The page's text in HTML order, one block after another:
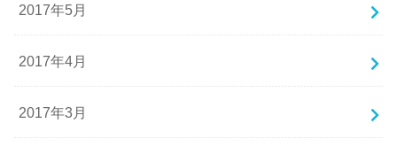
2017年5月
2017年4月
2017年3月